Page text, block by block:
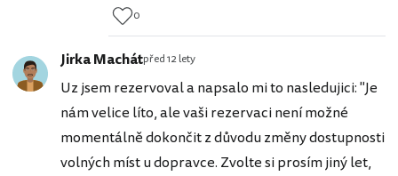
0
Jirka Machátpřed 12 lety
Uz jsem rezervoval a napsalo mi to nasledujici: "Je
nám velice líto, ale vaši rezervaci není možné
momentálně dokončit z důvodu změny dostupnosti
volných míst u dopravce. Zvolte si prosím jiný let,